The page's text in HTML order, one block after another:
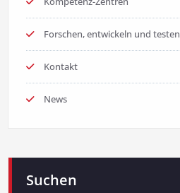
Forschen, entwickeln und testen
Kontakt
News
Suchen